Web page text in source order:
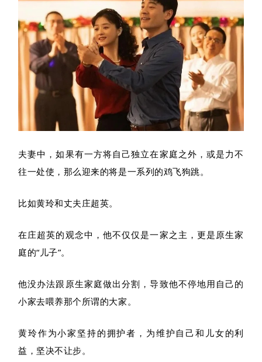
夫妻中，如果有一方将自己独立在家庭之外，或是力不
往一处使，那么迎来的将是一系列的鸡飞狗跳。
比如黄玲和丈夫庄超英。
在庄超英的观念中，他不仅仅是一家之主，更是原生家
庭的“儿子”。
他没办法跟原生家庭做出分割，导致他不停地用自己的
小家去喂养那个所谓的大家。
黄玲作为小家坚持的拥护者，为维护自己和儿女的利
益，坚决不让步。